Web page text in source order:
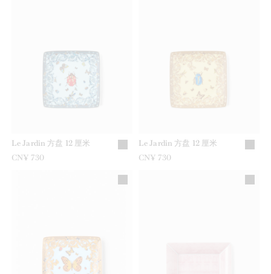
Le Jardin 方盘 12 厘米
CN¥ 730
Le Jardin 方盘 12 厘米
CN¥ 730